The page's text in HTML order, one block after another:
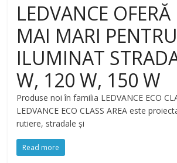
LEDVANCE OFERĂ
MAI MARI PENTRU
ILUMINAT
W, 120 W, 150 W
Produse noi în familia LEDVANCE ECO
LEDVANCE ECO CLASS AREA este
rutiere, stradale și
Read more